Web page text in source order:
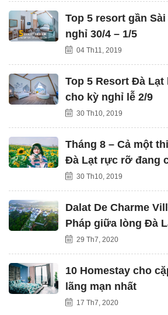
Top 5 resort gần
nghỉ 30/4 – 1/5
04 Th11, 2019
Top 5 Resort Đà
cho kỳ nghỉ lễ 2/9
30 Th10, 2019
Tháng 8 – Cả một
Đà Lạt rực rỡ đang
30 Th10, 2019
Dalat De Charme
Pháp giữa lòng Đà
29 Th7, 2020
10 Homestay cho
lãng mạn nhất
17 Th7, 2020